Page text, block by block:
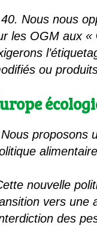
40. Nous nous
les OGM aux «
ou
Nous proposons
nouvelle
vers une
des